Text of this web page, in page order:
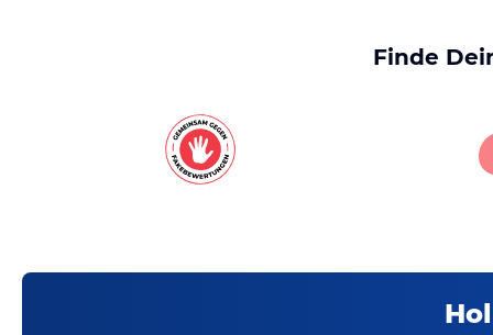
Finde